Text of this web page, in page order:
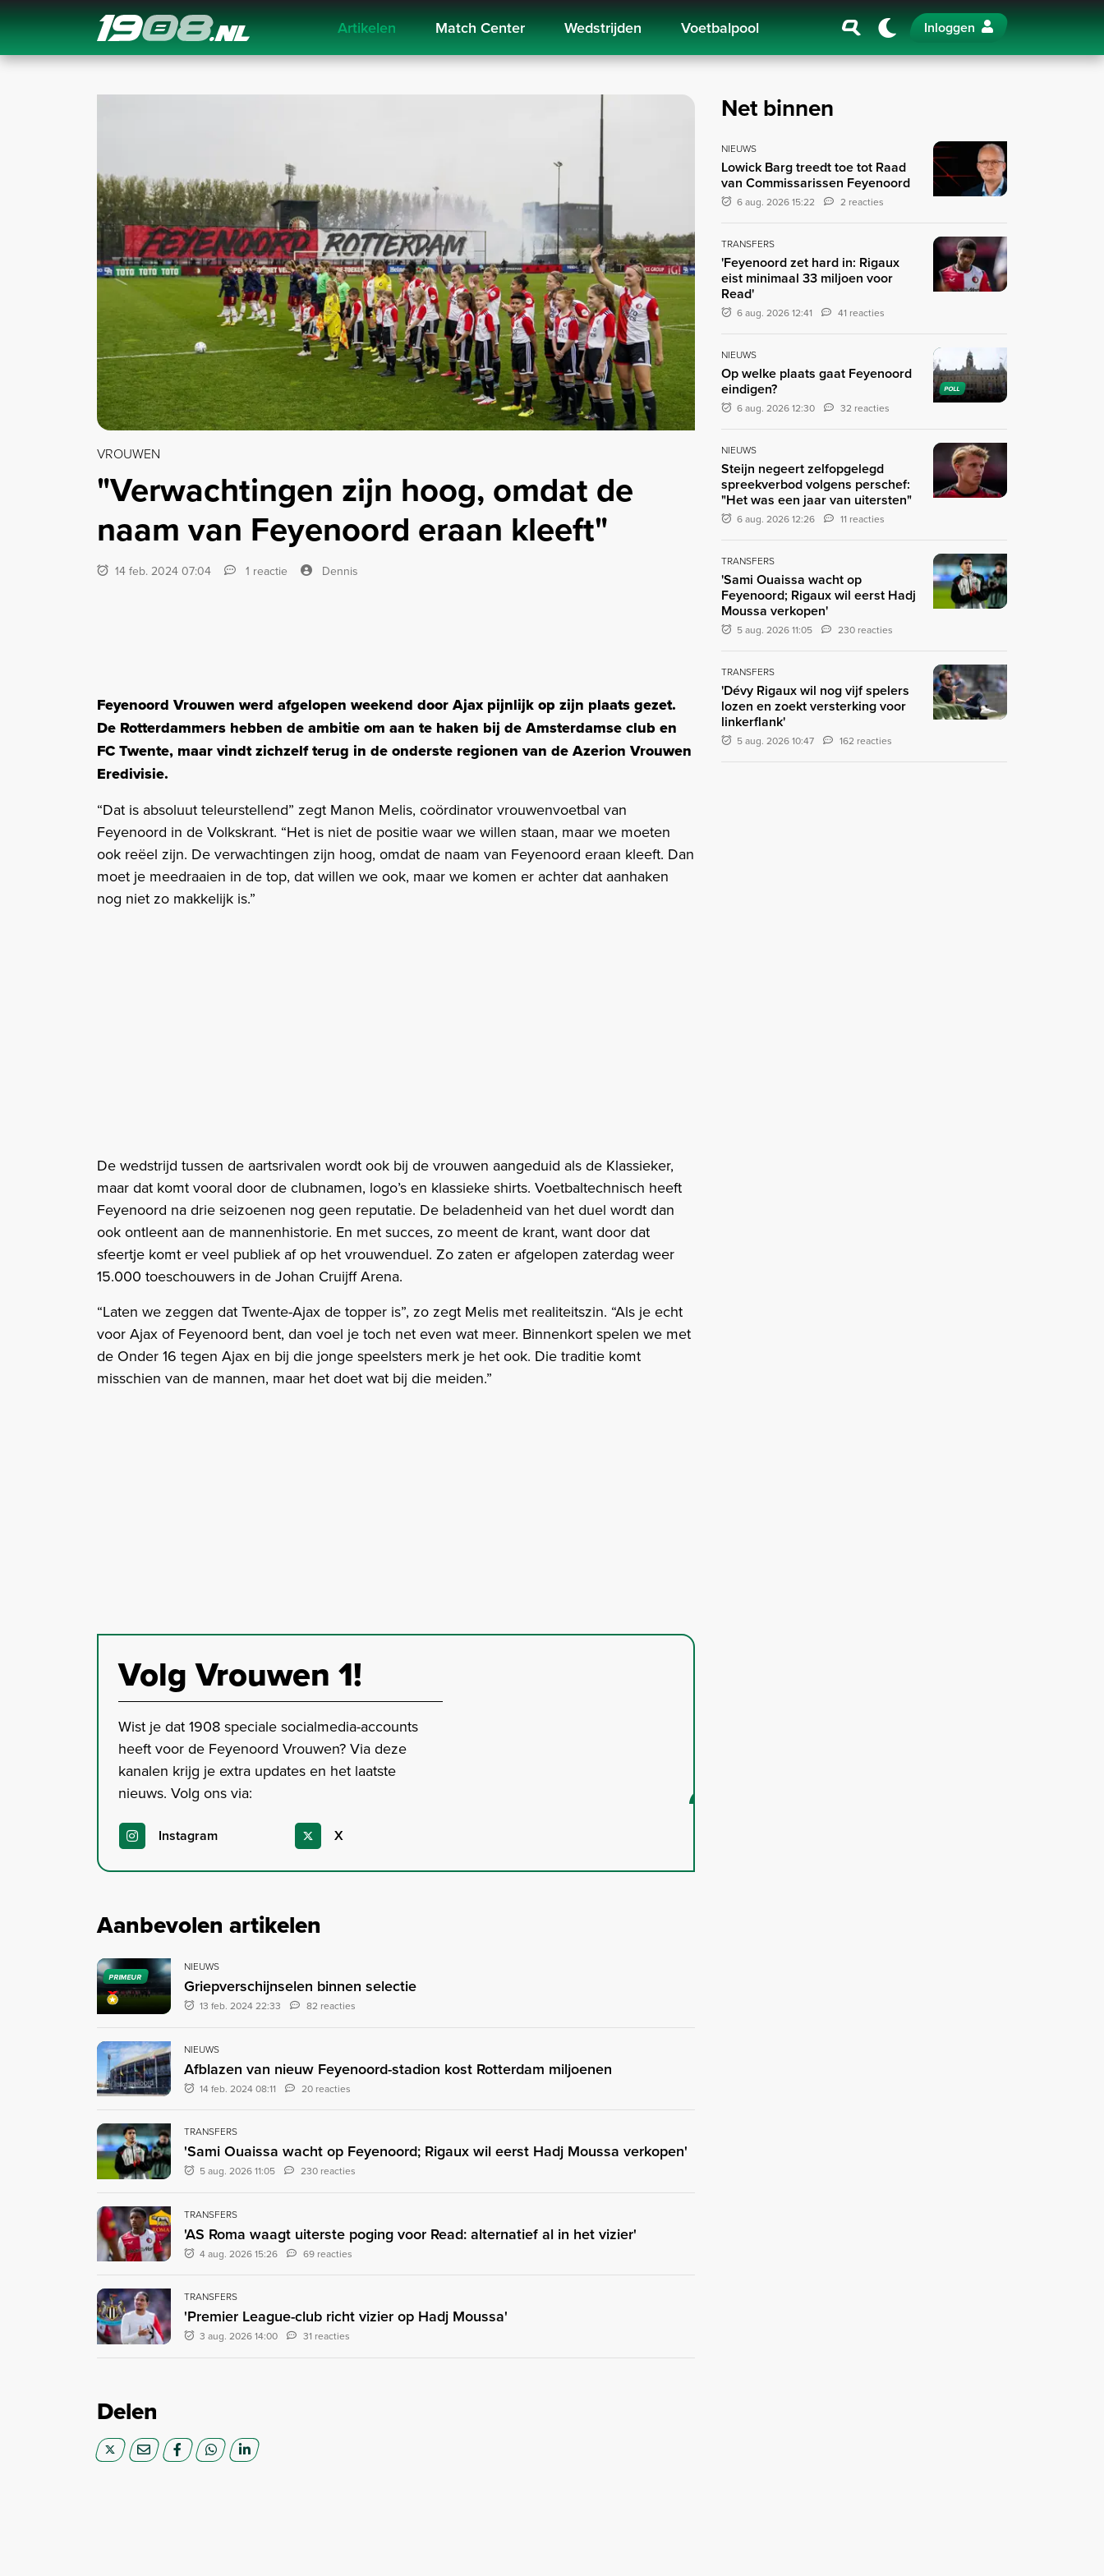
Navigation Artikelen Match Center Wedstrijden Voetbalpool Inloggen
VROUWEN
"Verwachtingen zijn hoog, omdat de
naam van Feyenoord eraan kleeft"
14 feb. 2024 07:04 1 reactie Dennis
Feyenoord Vrouwen werd afgelopen weekend door Ajax pijnlijk op zijn plaats gezet.
De Rotterdammers hebben de ambitie om aan te haken bij de Amsterdamse club en
FC Twente, maar vindt zichzelf terug in de onderste regionen van de Azerion Vrouwen
Eredivisie.
“Dat is absoluut teleurstellend” zegt Manon Melis, coördinator vrouwenvoetbal van
Feyenoord in de Volkskrant. “Het is niet de positie waar we willen staan, maar we moeten
ook reëel zijn. De verwachtingen zijn hoog, omdat de naam van Feyenoord eraan kleeft. Dan
moet je meedraaien in de top, dat willen we ook, maar we komen er achter dat aanhaken
nog niet zo makkelijk is.”
De wedstrijd tussen de aartsrivalen wordt ook bij de vrouwen aangeduid als de Klassieker,
maar dat komt vooral door de clubnamen, logo’s en klassieke shirts. Voetbaltechnisch heeft
Feyenoord na drie seizoenen nog geen reputatie. De beladenheid van het duel wordt dan
ook ontleent aan de mannenhistorie. En met succes, zo meent de krant, want door dat
sfeertje komt er veel publiek af op het vrouwenduel. Zo zaten er afgelopen zaterdag weer
15.000 toeschouwers in de Johan Cruijff Arena.
“Laten we zeggen dat Twente-Ajax de topper is”, zo zegt Melis met realiteitszin. “Als je echt
voor Ajax of Feyenoord bent, dan voel je toch net even wat meer. Binnenkort spelen we met
de Onder 16 tegen Ajax en bij die jonge speelsters merk je het ook. Die traditie komt
misschien van de mannen, maar het doet wat bij die meiden.”
Volg Vrouwen 1!
Wist je dat 1908 speciale socialmedia-accounts
heeft voor de Feyenoord Vrouwen? Via deze
kanalen krijg je extra updates en het laatste
nieuws. Volg ons via:
Instagram X
Aanbevolen artikelen
PRIMEUR
NIEUWS
Griepverschijnselen binnen selectie
13 feb. 2024 22:33 82 reacties
NIEUWS
Afblazen van nieuw Feyenoord-stadion kost Rotterdam miljoenen
14 feb. 2024 08:11 20 reacties
TRANSFERS
'Sami Ouaissa wacht op Feyenoord; Rigaux wil eerst Hadj Moussa verkopen'
5 aug. 2026 11:05 230 reacties
TRANSFERS
'AS Roma waagt uiterste poging voor Read: alternatief al in het vizier'
4 aug. 2026 15:26 69 reacties
TRANSFERS
'Premier League-club richt vizier op Hadj Moussa'
3 aug. 2026 14:00 31 reacties
Delen
Net binnen
NIEUWS
Lowick Barg treedt toe tot Raad
van Commissarissen Feyenoord
6 aug. 2026 15:22 2 reacties
TRANSFERS
'Feyenoord zet hard in: Rigaux
eist minimaal 33 miljoen voor
Read'
6 aug. 2026 12:41 41 reacties
POLL
NIEUWS
Op welke plaats gaat Feyenoord
eindigen?
6 aug. 2026 12:30 32 reacties
NIEUWS
Steijn negeert zelfopgelegd
spreekverbod volgens perschef:
"Het was een jaar van uitersten"
6 aug. 2026 12:26 11 reacties
TRANSFERS
'Sami Ouaissa wacht op
Feyenoord; Rigaux wil eerst Hadj
Moussa verkopen'
5 aug. 2026 11:05 230 reacties
TRANSFERS
'Dévy Rigaux wil nog vijf spelers
lozen en zoekt versterking voor
linkerflank'
5 aug. 2026 10:47 162 reacties